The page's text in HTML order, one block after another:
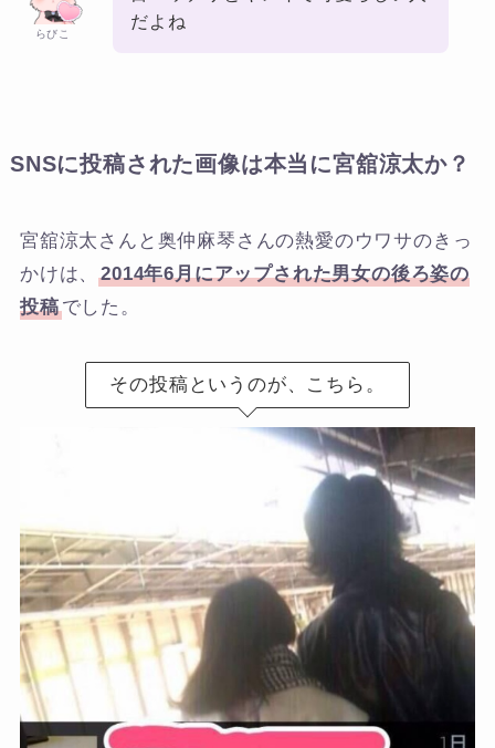
らびこ
だよね
SNSに投稿された画像は本当に宮舘涼太か？
宮舘涼太さんと奥仲麻琴さんの熱愛のウワサのきっ
かけは、2014年6月にアップされた男女の後ろ姿の
投稿でした。
その投稿というのが、こちら。